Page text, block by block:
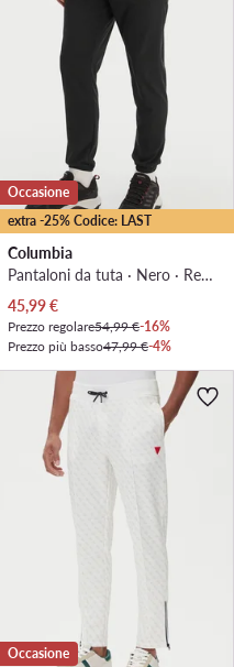
extra -25% Codice: LAST
Occasione
Columbia
Pantaloni da tuta · Nero · Regular Fit
Prezzo attuale
45,99€
Prezzo regolare54,99 €-16%
Prezzo più basso47,99 €-4%
Occasione